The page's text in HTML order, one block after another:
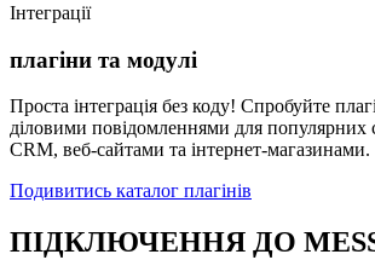
Інтеграції
плагіни та модулі
Проста інтеграція без коду! Спробуйте
діловими повідомленнями для популярних
CRM, веб-сайтами та інтернет-магазинами.
Подивитись каталог плагінів
ПІДКЛЮЧЕННЯ ДО